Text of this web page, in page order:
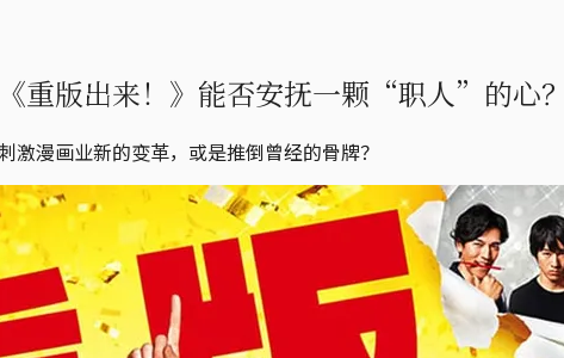
重版出来！》能否安抚一颗“职人”的心？
漫画业新的变革，或是推倒曾经的骨牌？